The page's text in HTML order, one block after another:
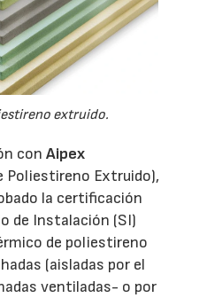
extruido.
conAipex
Poliestireno Extruido),
la certificación
de Instalación (SI)
de poliestireno
(aisladas por el
ventiladas- o por